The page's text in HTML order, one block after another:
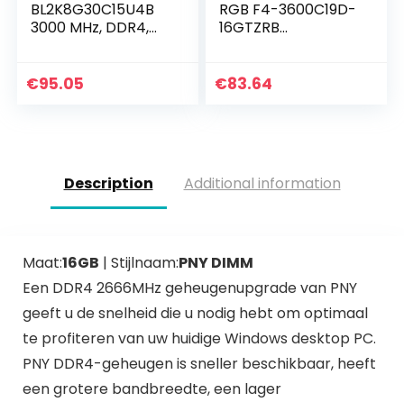
BL2K8G30C15U4B
3000 MHz, DDR4,
Kit, 16 GB (8 GB x2),
€95.05
RGB F4-3600C19D-
16GTZRB
DDR4, 3600 MHz,
€83.64
Description Additional information
Maat:16GB | Stijlnaam:PNY DIMM
Een DDR4 2666MHz geheugenupgrade van PNY
geeft u de snelheid die u nodig hebt om optimaal
te profiteren van uw huidige Windows desktop PC.
PNY DDR4-geheugen is sneller beschikbaar, heeft
een grotere bandbreedte, een lager